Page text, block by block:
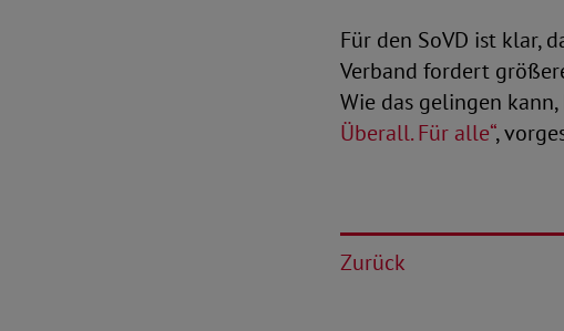
Für den SoVD ist klar,
Verband fordert
Wie das gelingen
Überall. Für alle“,
Zurück